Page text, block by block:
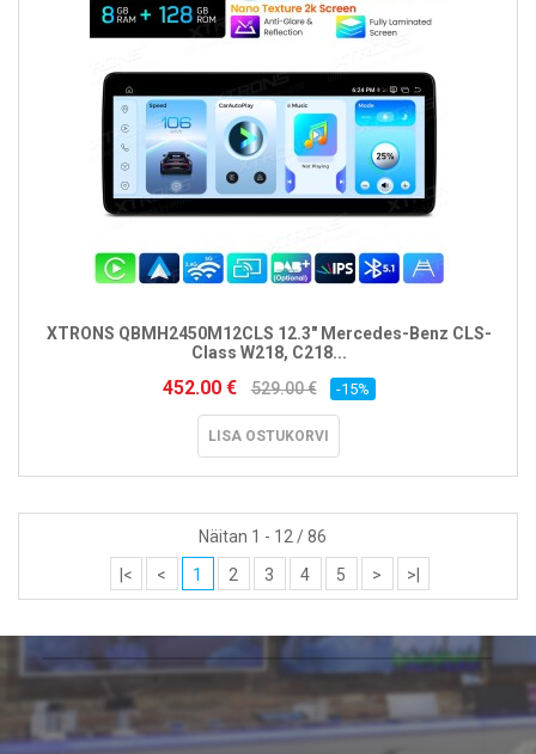
XTRONS QBMH2450M12CLS 12.3" Mercedes-Benz CLS-
Class W218, C218...
452.00 € 529.00 € -15%
LISA OSTUKORVI
Näitan 1 - 12 / 86
|<
< 1 2 3 4 5 > >|